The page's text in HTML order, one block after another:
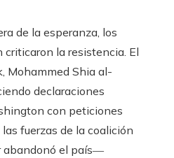
de la esperanza, los
criticaron la resistencia. El
Mohammed Shia al-
declaraciones
con peticiones
fuerzas de la coalición
abandonó el país―